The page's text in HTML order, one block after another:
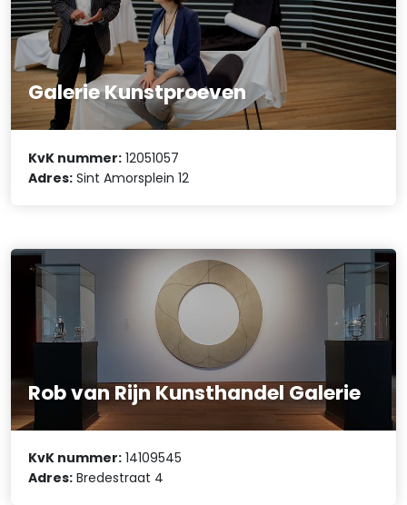
Galerie Kunstproeven
KvK nummer: 12051057
Adres: Sint Amorsplein 12
Rob van Rijn Kunsthandel Galerie
KvK nummer: 14109545
Adres: Bredestraat 4